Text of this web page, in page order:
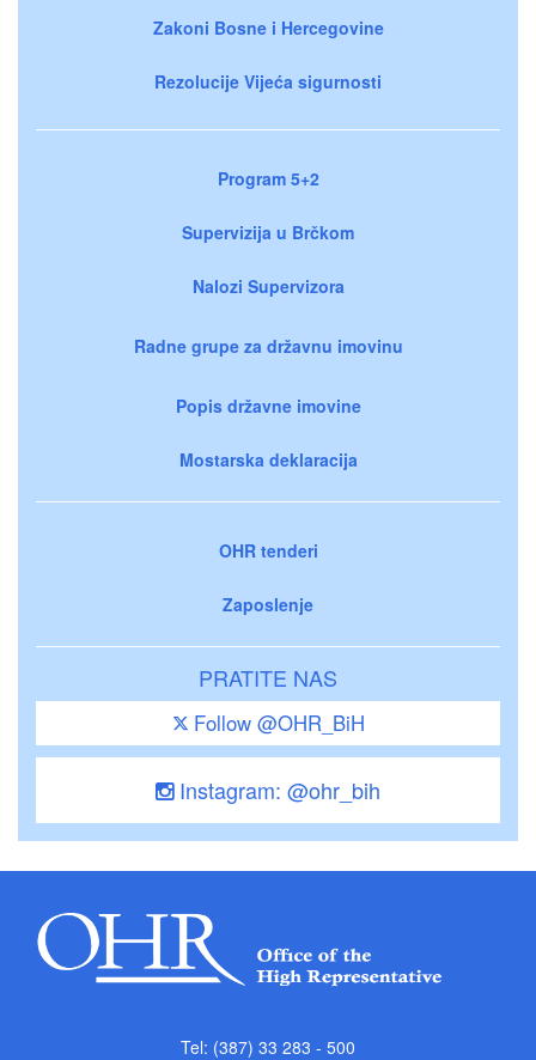
Zakoni Bosne i Hercegovine
Rezolucije Vijeća sigurnosti
Program 5+2
Supervizija u Brčkom
Nalozi Supervizora
Radne grupe za državnu imovinu
Popis državne imovine
Mostarska deklaracija
OHR tenderi
Zaposlenje
PRATITE NAS
Follow @OHR_BiH
Instagram: @ohr_bih
Tel: (387) 33 283 - 500